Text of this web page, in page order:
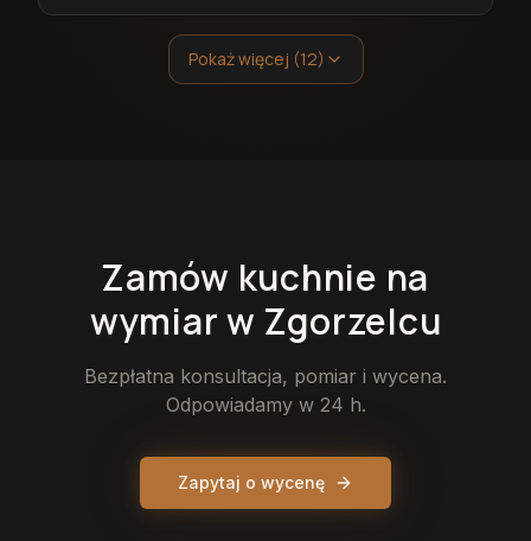
Pokaż więcej (12)
Zamów kuchnie na
wymiarw Zgorzelcu
Bezpłatna konsultacja, pomiar i wycena.
Odpowiadamy w 24 h.
Zapytaj o wycenę